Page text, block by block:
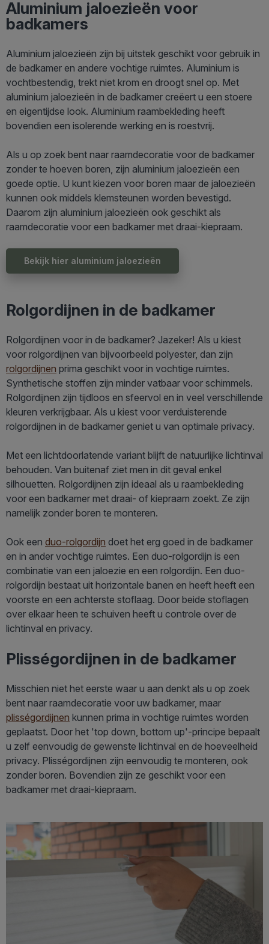
Aluminium jaloezieën voor
badkamers
Aluminium jaloezieën zijn bij uitstek geschikt voor gebruik in
de badkamer en andere vochtige ruimtes. Aluminium is
vochtbestendig, trekt niet krom en droogt snel op. Met
aluminium jaloezieën in de badkamer creëert u een stoere
en eigentijdse look. Aluminium raambekleding heeft
bovendien een isolerende werking en is roestvrij.
Als u op zoek bent naar raamdecoratie voor de badkamer
zonder te hoeven boren, zijn aluminium jaloezieën een
goede optie. U kunt kiezen voor boren maar de jaloezieën
kunnen ook middels klemsteunen worden bevestigd.
Daarom zijn aluminium jaloezieën ook geschikt als
raamdecoratie voor een badkamer met draai-kiepraam.
Bekijk hier aluminium jaloezieën
Rolgordijnen in de badkamer
Rolgordijnen voor in de badkamer? Jazeker! Als u kiest
voor rolgordijnen van bijvoorbeeld polyester, dan zijn
rolgordijnen prima geschikt voor in vochtige ruimtes.
Synthetische stoffen zijn minder vatbaar voor schimmels.
Rolgordijnen zijn tijdloos en sfeervol en in veel verschillende
kleuren verkrijgbaar. Als u kiest voor verduisterende
rolgordijnen in de badkamer geniet u van optimale privacy.
Met een lichtdoorlatende variant blijft de natuurlijke lichtinval
behouden. Van buitenaf ziet men in dit geval enkel
silhouetten. Rolgordijnen zijn ideaal als u raambekleding
voor een badkamer met draai- of kiepraam zoekt. Ze zijn
namelijk zonder boren te monteren.
Ook een duo-rolgordijn doet het erg goed in de badkamer
en in ander vochtige ruimtes. Een duo-rolgordijn is een
combinatie van een jaloezie en een rolgordijn. Een duo-
rolgordijn bestaat uit horizontale banen en heeft heeft een
voorste en een achterste stoflaag. Door beide stoflagen
over elkaar heen te schuiven heeft u controle over de
lichtinval en privacy.
Plisségordijnen in de badkamer
Misschien niet het eerste waar u aan denkt als u op zoek
bent naar raamdecoratie voor uw badkamer, maar
plisségordijnen kunnen prima in vochtige ruimtes worden
geplaatst. Door het 'top down, bottom up'-principe bepaalt
u zelf eenvoudig de gewenste lichtinval en de hoeveelheid
privacy. Plisségordijnen zijn eenvoudig te monteren, ook
zonder boren. Bovendien zijn ze geschikt voor een
badkamer met draai-kiepraam.